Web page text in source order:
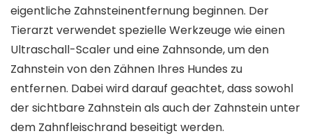
eigentliche Zahnsteinentfernung beginnen. Der
Tierarzt verwendet spezielle Werkzeuge wie einen
Ultraschall-Scaler und eine Zahnsonde, um den
Zahnstein von den Zähnen Ihres Hundes zu
entfernen. Dabei wird darauf geachtet, dass sowohl
der sichtbare Zahnstein als auch der Zahnstein unter
dem Zahnfleischrand beseitigt werden.